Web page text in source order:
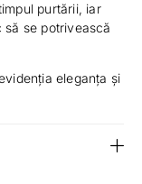
purtării, iar
se potrivească
eleganța și